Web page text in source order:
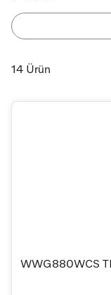
14 Ürün
WWG880WCS